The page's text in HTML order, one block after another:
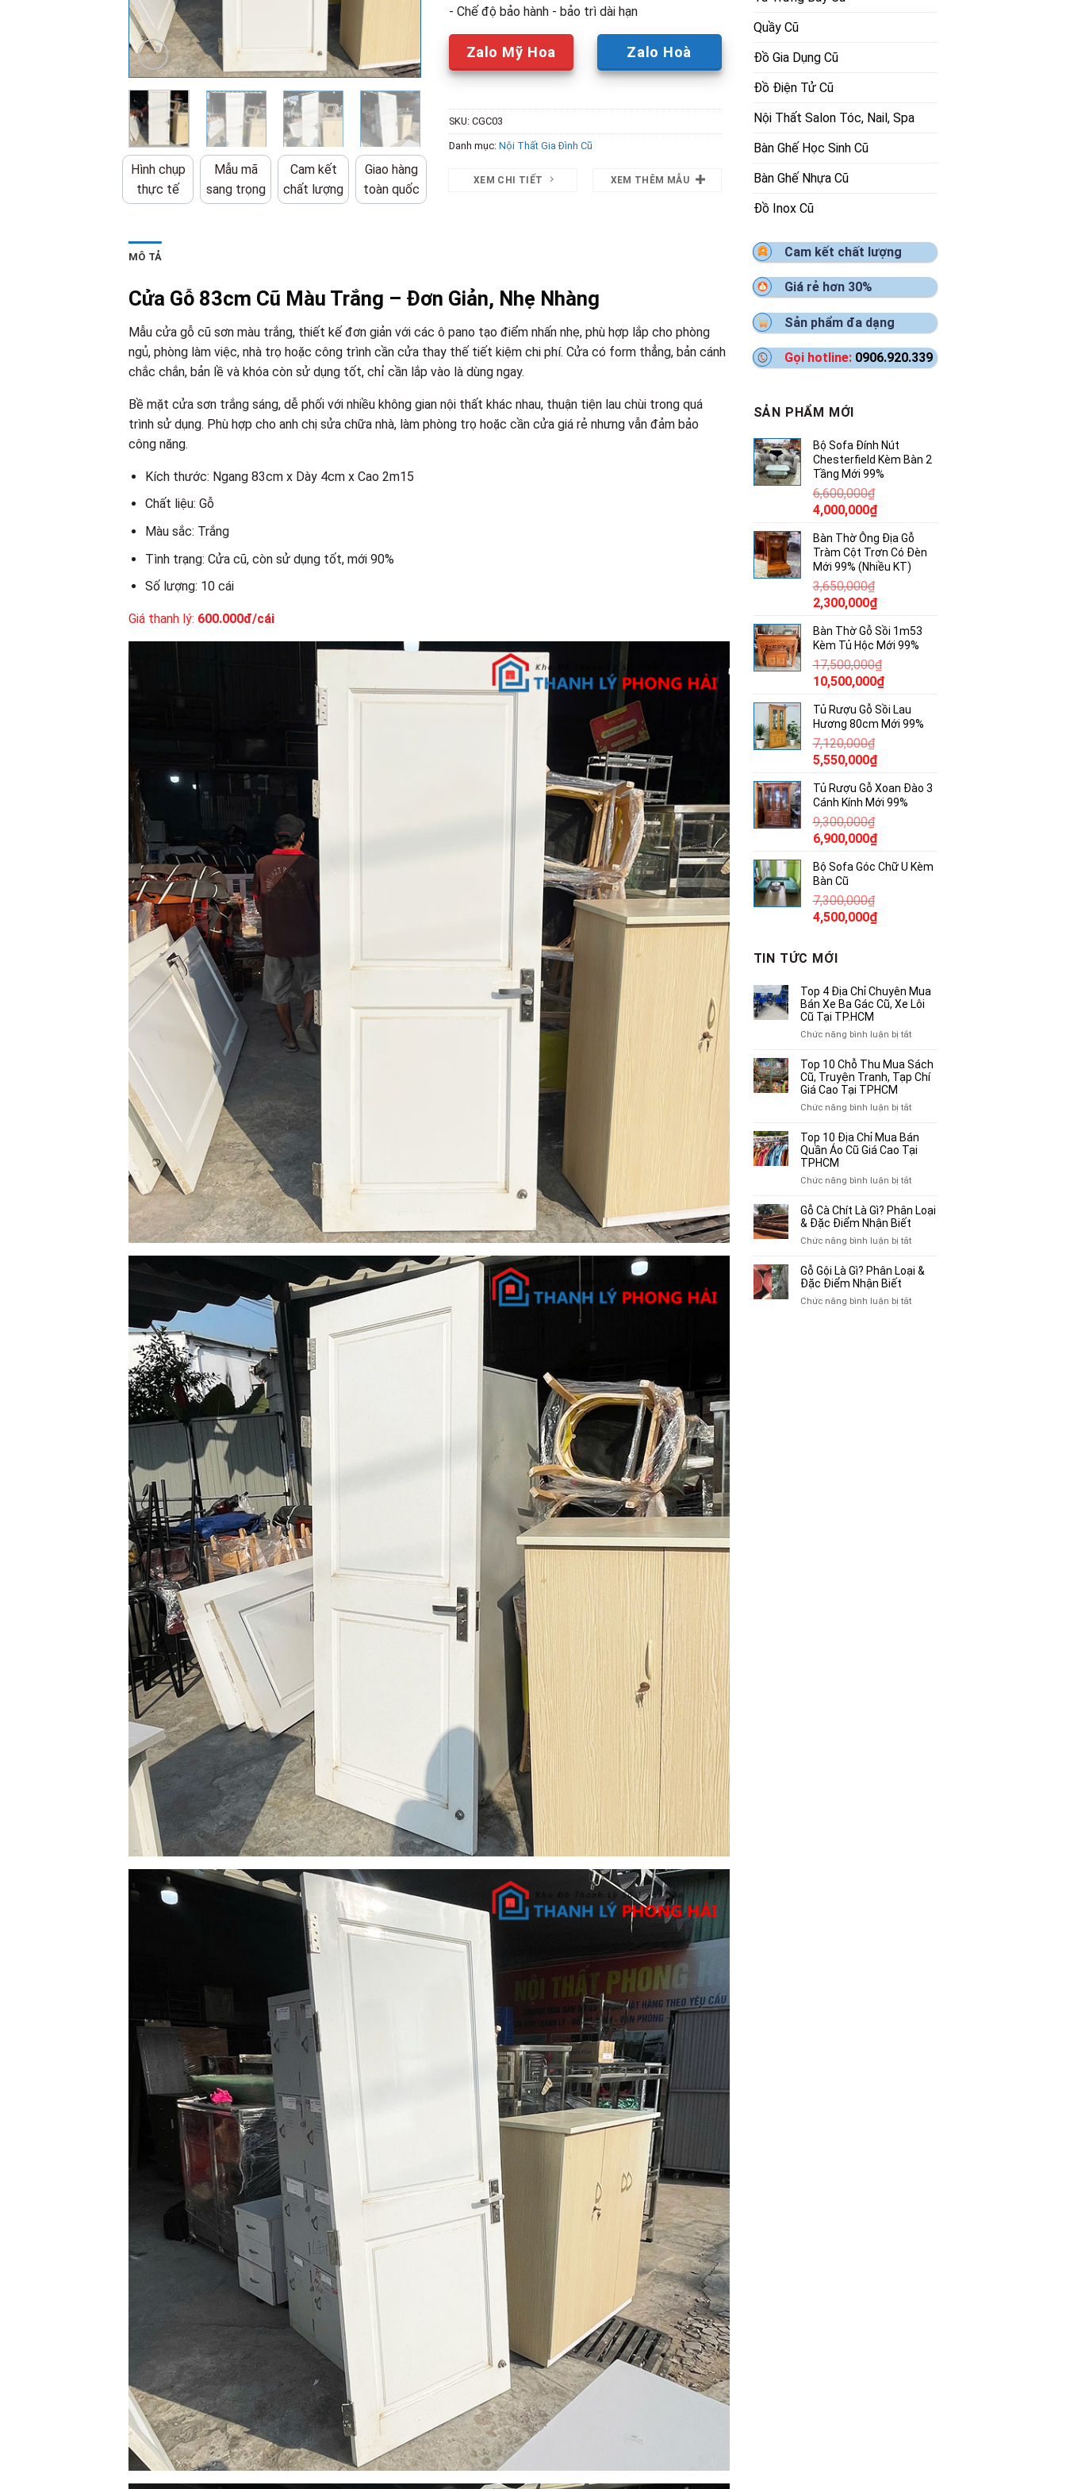
Hình chụp
thực tế
Mẫu mã
sang trọng
Cam kết
chất lượng
Giao hàng
toàn quốc
- Chế độ bảo hành - bảo trì dài hạn
Zalo Mỹ Hoa Zalo Hoà
SKU: CGC03
Danh mục: Nội Thất Gia Đình Cũ
XEM CHI TIẾT XEM THÊM MẪU
MÔ TẢ
Cửa Gỗ 83cm Cũ Màu Trắng – Đơn Giản, Nhẹ Nhàng
Mẫu cửa gỗ cũ sơn màu trắng, thiết kế đơn giản với các ô pano tạo điểm nhấn nhẹ, phù hợp lắp cho phòng
ngủ, phòng làm việc, nhà trọ hoặc công trình cần cửa thay thế tiết kiệm chi phí. Cửa có form thẳng, bản cánh
chắc chắn, bản lề và khóa còn sử dụng tốt, chỉ cần lắp vào là dùng ngay.
Bề mặt cửa sơn trắng sáng, dễ phối với nhiều không gian nội thất khác nhau, thuận tiện lau chùi trong quá
trình sử dụng. Phù hợp cho anh chị sửa chữa nhà, làm phòng trọ hoặc cần cửa giá rẻ nhưng vẫn đảm bảo
công năng.
Kích thước: Ngang 83cm x Dày 4cm x Cao 2m15
Chất liệu: Gỗ
Màu sắc: Trắng
Tình trạng: Cửa cũ, còn sử dụng tốt, mới 90%
Số lượng: 10 cái
Giá thanh lý: 600.000đ/cái
Quầy Cũ
Đồ Gia Dụng Cũ
Đồ Điện Tử Cũ
Nội Thất Salon Tóc, Nail, Spa
Bàn Ghế Học Sinh Cũ
Bàn Ghế Nhựa Cũ
Đồ Inox Cũ
Cam kết chất lượng
Giá rẻ hơn 30%
Sản phẩm đa dạng
Gọi hotline: 0906.920.339
SẢN PHẨM MỚI
Bộ Sofa Đính Nút
Chesterfield Kèm Bàn 2
Tầng Mới 99%
6,600,000₫
Giá
là:
6,600,000₫.
4,000,000₫Giá
tại
là:
4,000,000₫.
Bàn Thờ Ông Địa Gỗ
Tràm Cột Trơn Có Đèn
Mới 99% (Nhiều KT)
3,650,000₫
Giá
là:
3,650,000₫.
2,300,000₫Giá
tại
là:
2,300,000₫.
Bàn Thờ Gỗ Sồi 1m53
Kèm Tủ Hộc Mới 99%
17,500,000₫
Giá
là:
17,500,000₫.
10,500,000₫Giá
tại
là:
Tủ Rượu Gỗ Sồi Lau
Hương 80cm Mới 99%
7,120,000₫
Giá
là:
7,120,000₫.
5,550,000₫Giá
tại
là:
Tủ Rượu Gỗ Xoan Đào 3
Cánh Kính Mới 99%
9,300,000₫
Giá
là:
9,300,000₫.
6,900,000₫Giá
tại
Bộ Sofa Góc Chữ U Kèm
Bàn Cũ
7,300,000₫
Giá
là:
7,300,000₫.
4,500,000₫Giá
4,500,000₫.
TIN TỨC MỚI
Top 4 Địa Chỉ Chuyên Mua
Bán Xe Ba Gác Cũ, Xe Lôi
Cũ Tại TP.HCM
Chức năng bình luận bị tắtở
4
Địa
Xe
Ba
Cũ,
Lôi
Cũ
Tại
Top 10 Chỗ Thu Mua Sách
Cũ, Truyện Tranh, Tạp Chí
Giá Cao Tại TPHCM
Chức năng bình luận bị tắtở
10
Chỗ
Truyện
Tranh,
Tạp
Giá
Tại
Top 10 Địa Chỉ Mua Bán
Quần Áo Cũ Giá Cao Tại
TPHCM
Chức năng bình luận bị tắtở
10
Địa
Mua
Quần
Cũ
Gỗ Cà Chít Là Gì? Phân Loại
& Đặc Điểm Nhận Biết
Chức năng bình luận bị tắtở
Cà
Gì?
Gỗ Gội Là Gì? Phân Loại &
Đặc Điểm Nhận Biết
Chức năng bình luận bị tắtở